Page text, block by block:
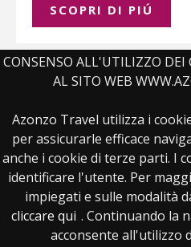
CONSENSO ALL'UTILIZZO DEI
AL SITO WEB
Azonzo Travel utilizza i
per assicurarle efficace
anche i cookie di terze parti. I
identificare l'utente. Per
impiegati e sulle modalità
cliccare qui . Continuando la
acconsente all'utilizzo
SCOPRI DI PIÚ
Viaggio in Giappone,